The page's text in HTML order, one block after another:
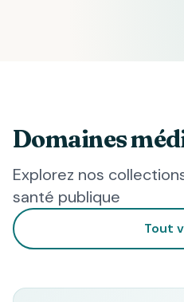
Domaines
Explorez nos
santé publique
Tout